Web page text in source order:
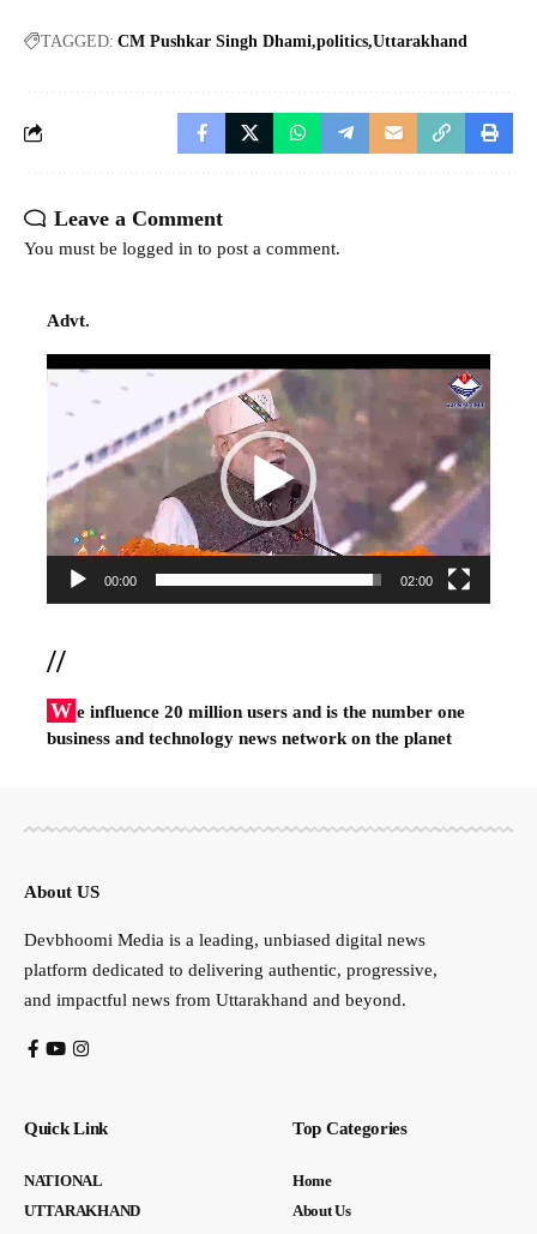
TAGGED: CM Pushkar Singh Dhami politics Uttarakhand
Leave a Comment
You must be logged in to post a comment.
Advt.
Video
00:00 02:00
//
W e influence 20 million users and is the number one
business and technology news network on the planet
About US
Devbhoomi Media is a leading, unbiased digital news
platform dedicated to delivering authentic, progressive,
and impactful news from Uttarakhand and beyond.
Quick Link
NATIONAL
UTTARAKHAND
Top Categories
Home
About Us